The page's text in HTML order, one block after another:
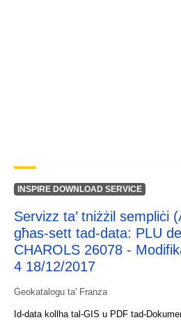
INSPIRE DOWNLOAD SERVICE
Servizz ta’ tniżżil sempliċi
għas-sett tad-data: PLU de
CHAROLS 26078 -
4 18/12/2017
Ġeokatalogu ta' Franza
Id-data kollha tal-GIS u PDF tad-